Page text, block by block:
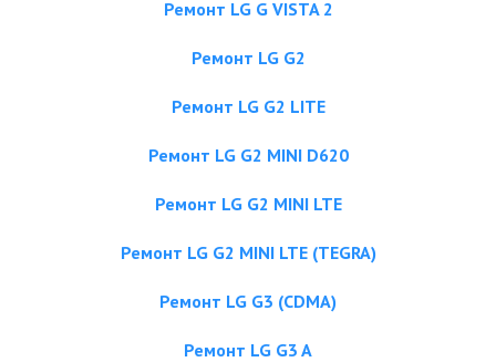
Ремонт LG G VISTA 2
Ремонт LG G2
Ремонт LG G2 LITE
Ремонт LG G2 MINI D620
Ремонт LG G2 MINI LTE
Ремонт LG G2 MINI LTE (TEGRA)
Ремонт LG G3 (CDMA)
Ремонт LG G3 A